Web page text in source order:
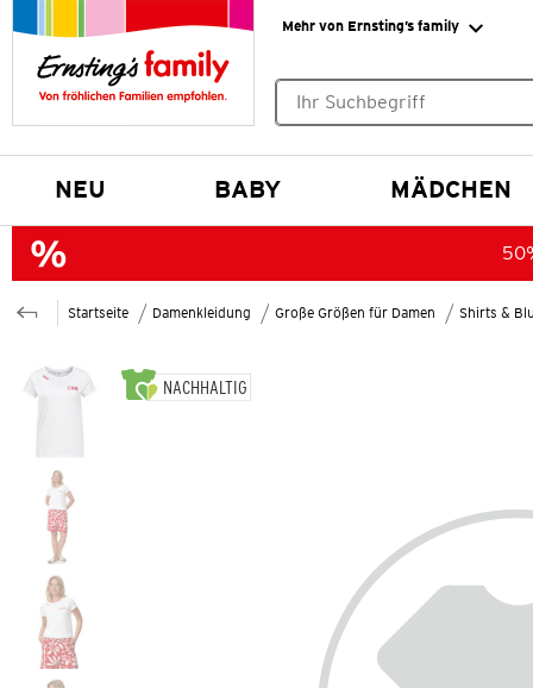
Mehr von Ernsting’s family
NEU BABY MÄDCHEN
Startseite Damenkleidung Große Größen für Damen Shirts &
NACHHALTIG